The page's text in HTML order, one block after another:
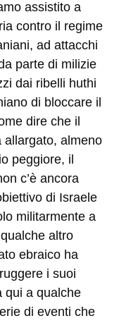
assistito a
contro il regime
ad attacchi
parte di milizie
dai ribelli huthi
di bloccare il
dire che il
allargato, almeno
peggiore, il
c’è ancora
di Israele
militarmente a
altro
ebraico ha
i suoi
qui a qualche
di eventi che